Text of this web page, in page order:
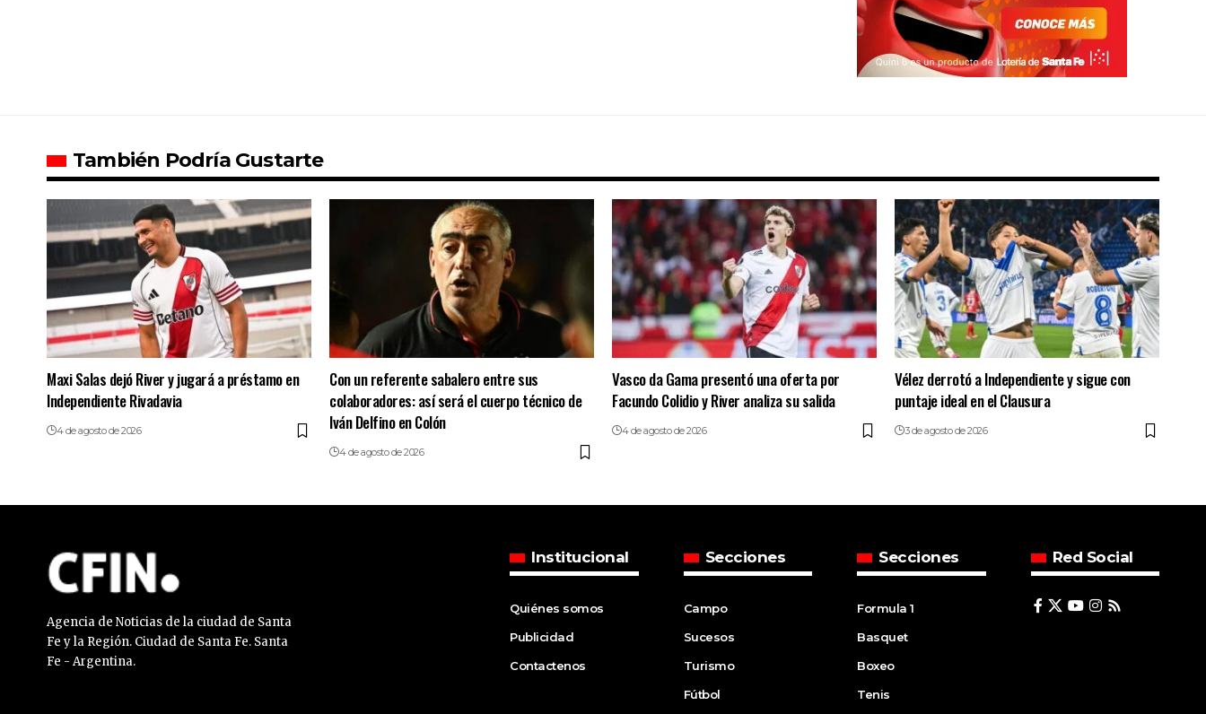
También Podría Gustarte
Maxi Salas dejó River y jugará a préstamo en
Independiente Rivadavia
4 de agosto de 2026
Con un referente sabalero entre sus
colaboradores: así será el cuerpo técnico de
Iván Delfino en Colón
4 de agosto de 2026
Vasco da Gama presentó una oferta por
Facundo Colidio y River analiza su salida
4 de agosto de 2026
Vélez derrotó a Independiente y sigue con
puntaje ideal en el Clausura
3 de agosto de 2026
Agencia de Noticias de la ciudad de Santa
Fe y la Región. Ciudad de Santa Fe. Santa
Fe - Argentina.
Institucional
Quiénes somos
Publicidad
Contactenos
Secciones
Campo
Sucesos
Turismo
Fútbol
Secciones
Formula 1
Basquet
Boxeo
Tenis
Red Social